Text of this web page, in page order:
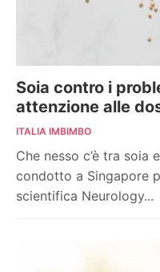
Soia contro i
attenzione alle
ITALIA IMBIMBO
Che nesso c’è tra soia
condotto a Singapore
scientifica Neurology...